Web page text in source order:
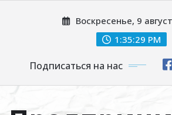
Воскресенье, 9
1:35:30 PM
Подписаться на нас